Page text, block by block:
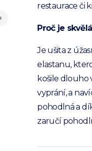
restaurace či
Proč je
Je ušita z
elastanu,
košile dlouho
vyprání, a
pohodlná a
zaručí